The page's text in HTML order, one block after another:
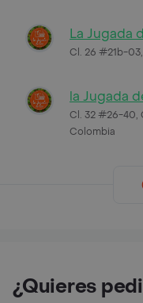
La Jugada
Cl. 26 #21b-
la Jugada
Cl. 32 #26-40,
Colombia
¿Quieres